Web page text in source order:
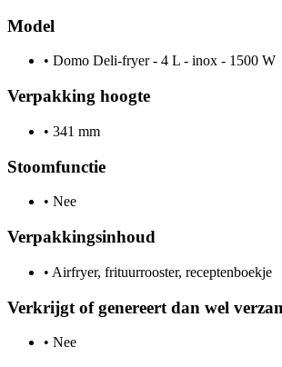
Model
• Domo Deli-fryer - 4 L - inox - 1500 W
Verpakking hoogte
• 341 mm
Stoomfunctie
• Nee
Verpakkingsinhoud
• Airfryer, frituurrooster, receptenboekje
Verkrijgt of genereert dan wel
• Nee